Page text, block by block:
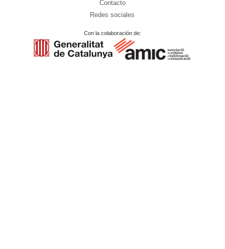
Contacto
Redes sociales
Con la colaboración de: